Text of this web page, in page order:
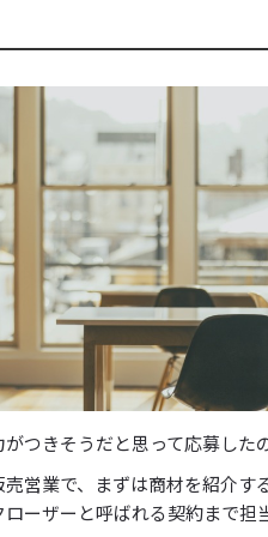
つきそうだと思って応募した
営業で、まずは商材を紹介
ーザーと呼ばれる契約まで担